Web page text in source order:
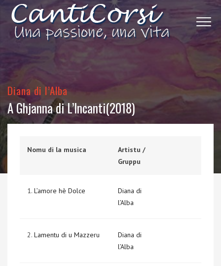
Diana di l’Alba
A Ghjanna di L’Incanti(2018)
Nomu di la musica
Artistu /
Gruppu
1. L’amore hè Dolce
Diana di
l’Alba
2. Lamentu di u Mazzeru
Diana di
l’Alba